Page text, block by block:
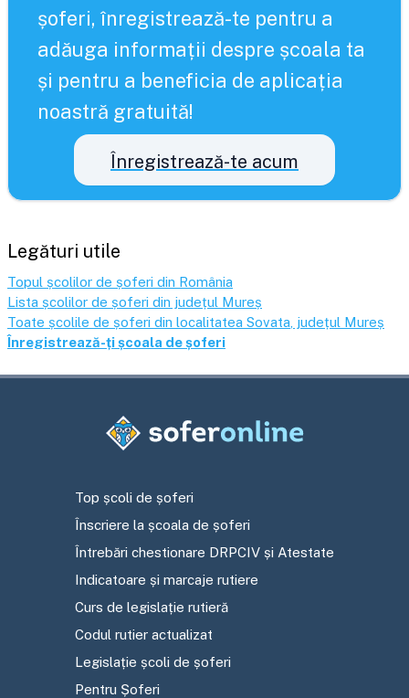
șoferi, înregistrează-te pentru a
adăuga informații despre școala ta
și pentru a beneficia de aplicația
noastră gratuită!
Înregistrează-te acum
Legături utile
Topul școlilor de șoferi din România
Lista școlilor de șoferi din județul Mureș
Toate școlile de șoferi din localitatea Sovata , județul Mureș
Înregistrează-ți școala de șoferi
Top școli de șoferi
Înscriere la școala de șoferi
Întrebări chestionare DRPCIV și Atestate
Indicatoare și marcaje rutiere
Curs de legislație rutieră
Codul rutier actualizat
Legislație școli de șoferi
Pentru Șoferi